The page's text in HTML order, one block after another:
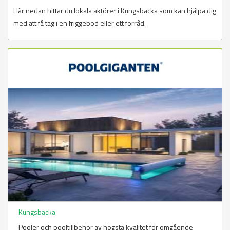
Här nedan hittar du lokala aktörer i Kungsbacka som kan hjälpa dig
med att få tag i en friggebod eller ett förråd.
Kungsbacka
Pooler och pooltillbehör av högsta kvalitet för omgående